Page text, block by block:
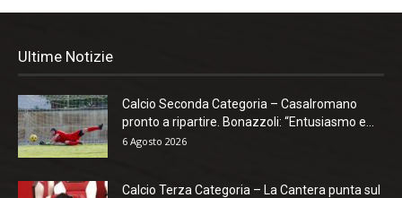
Ultime Notizie
Calcio Seconda Categoria – Casalromano
pronto a ripartire. Bonazzoli: “Entusiasmo e...
6 Agosto 2026
Calcio Terza Categoria – La Cantera punta sul